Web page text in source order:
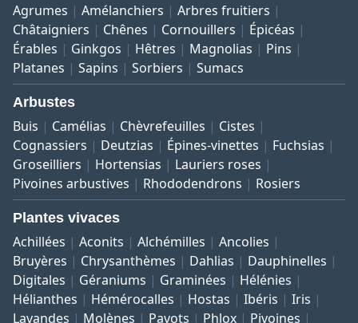
Agrumes Amélanchiers
Arbres fruitiers
Châtaigniers
Chênes Cornouillers
Épicéas
Érables
Ginkgos Hêtres Magnolias
Pins
Platanes
Sapins Sorbiers Sumacs
Arbustes
Buis Camélias Chèvrefeuilles
Cistes
Cognassiers
Deutzias Épines-vinettes
Fuchsias
Groseilliers
Hortensias
Lauriers roses
Pivoines arbustives
Rhododendrons Rosiers
Plantes vivaces
Achillées Aconits Alchémilles
Ancolies
Bruyères
Chrysanthèmes Dahlias
Dauphinelles
Digitales
Géraniums Graminées
Hélénies
Hélianthes
Hémérocalles Hostas Ibéris
Iris
Lavandes
Molènes Pavots Phlox
Pivoines